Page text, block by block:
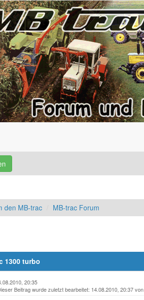
den MB-trac MB-trac Forum
1300 turbo
20:35
Beitrag wurde zuletzt bearbeitet: 14.08.2010, 20:37 von